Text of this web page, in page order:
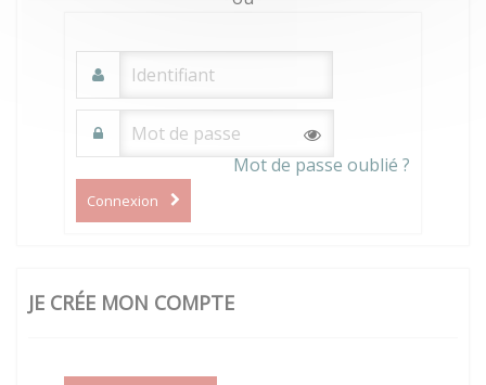
Mot de passe oublié ?
Connexion
JE CRÉE MON COMPTE